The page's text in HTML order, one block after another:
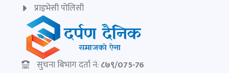
प्राइभेसी पोलिसी
सुचना बिभाग दर्ता नं:८७९/075-76